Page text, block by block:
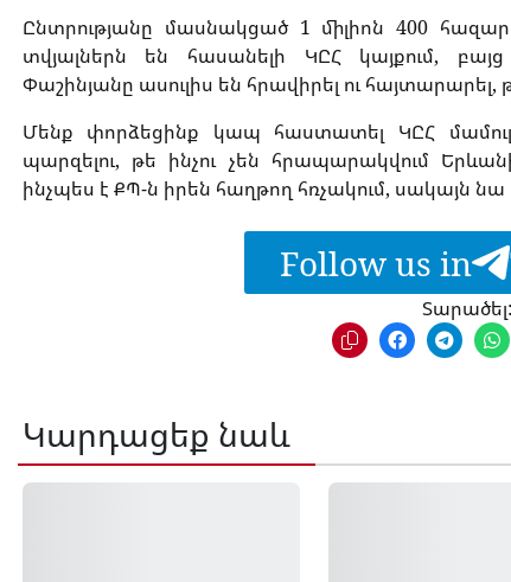
Ընտրությանը մասնակցած 1 միլիոն 400
տվյալներն են հասանելի ԿԸՀ կայքում,
Փաշինյանը ասուլիս են հրավիրել ու հայտարարել,
Մենք փորձեցինք կապ հաստատել ԿԸՀ
պարզելու, թե ինչու չեն հրապարակվում
ինչպես է ՔՊ-ն իրեն հաղթող հռչակում, սակայն նա
Follow us in
Տարածել:
Կարդացեք նաև